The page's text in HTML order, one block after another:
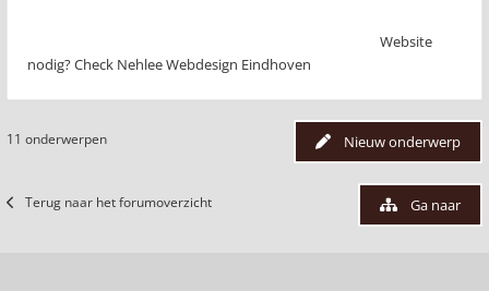
Website
nodig? Check Nehlee Webdesign Eindhoven
Nieuw onderwerp
11 onderwerpen
Terug naar het forumoverzicht Ga naar